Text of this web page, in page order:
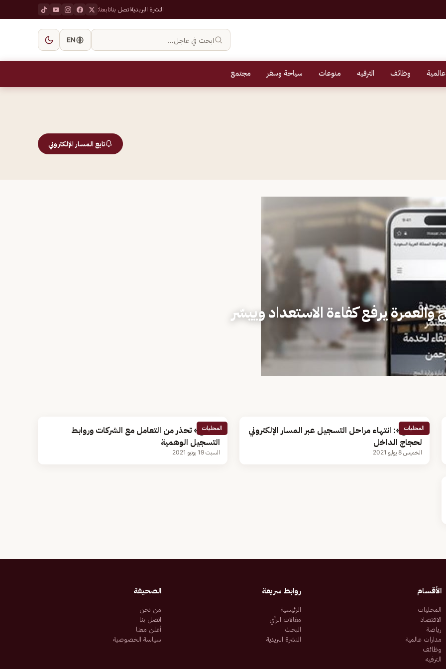
النشرة البريديةاتصل بناتابعنا:
ابحث في عاجل… EN
وظائف الترفيه منوعات سياحة وسفر مجتمع
تابع المسار الإلكتروني
والعمرة يرفع كفاءة الاستعداد وييسّر
المحليات
«الحج»: انتهاء مراحل التسجيل عبر المسار الإلكتروني
لحجاج الداخل
الخميس 8 يوليو 2021
المحليات
«الحج» تحذر من التعامل مع الشركات وروابط
التسجيل الوهمية
السبت 19 يونيو 2021
الأقسام
المحليات
الاقتصاد
رياضة
مدارات عالمية
وظائف
الترفيه
روابط سريعة
الرئيسية
مقالات الرأي
البحث
النشرة البريدية
الصحيفة
من نحن
اتصل بنا
أعلن معنا
سياسة الخصوصية